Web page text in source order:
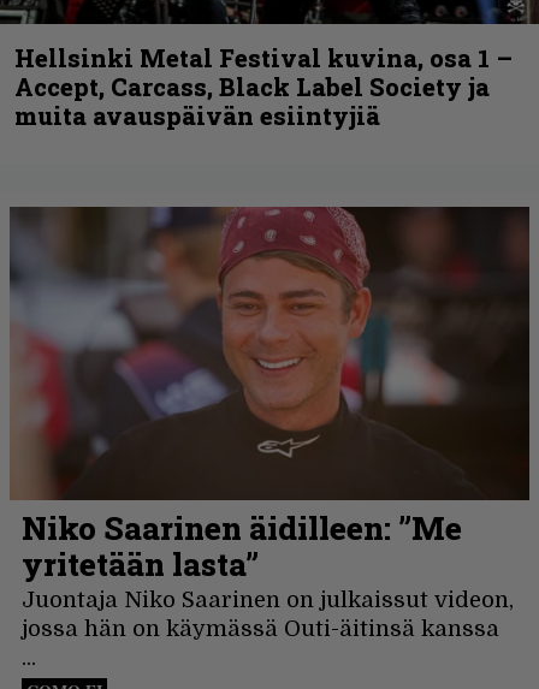
Hellsinki Metal Festival kuvina, osa 1 –
Accept, Carcass, Black Label Society ja
muita avauspäivän esiintyjiä